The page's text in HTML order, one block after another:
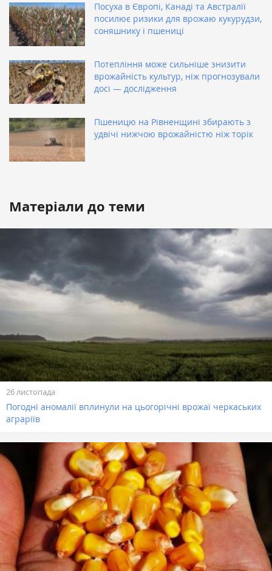
Посуха в Європі, Канаді та Австралії
посилює ризики для врожаю кукурудзи,
соняшнику і пшениці
Потепління може сильніше знизити
врожайність культур, ніж прогнозували
досі — дослідження
Пшеницю на Рівненщині збирають з
удвічі нижчою врожайністю ніж торік
Матеріали до теми
26 листопада
Погодні аномалії вплинули на цьогорічні врожаї черкаських
аграріїв